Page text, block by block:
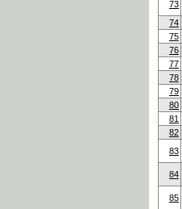
73
74
75
76
77
78
79
80
81
82
83
84
85